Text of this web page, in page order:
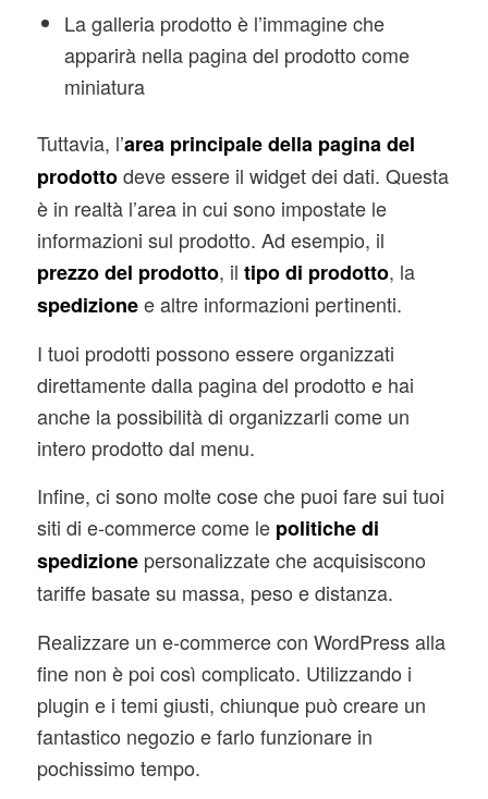
La galleria prodotto è l’immagine che
apparirà nella pagina del prodotto come
miniatura
Tuttavia, l’area principale della pagina del
prodottodeve essere il widget dei dati. Questa
è in realtà l’area in cui sono impostate le
informazioni sul prodotto. Ad esempio, il
prezzo del prodotto, il tipo di prodotto, la
spedizionee altre informazioni pertinenti.
I tuoi prodotti possono essere organizzati
direttamente dalla pagina del prodotto e hai
anche la possibilità di organizzarli come un
intero prodotto dal menu.
Infine, ci sono molte cose che puoi fare sui tuoi
siti di e-commerce come lepolitiche di
spedizionepersonalizzate che acquisiscono
tariffe basate su massa, peso e distanza.
Realizzare un e-commerce con WordPress alla
fine non è poi così complicato. Utilizzando i
plugin e i temi giusti, chiunque può creare un
fantastico negozio e farlo funzionare in
pochissimo tempo.